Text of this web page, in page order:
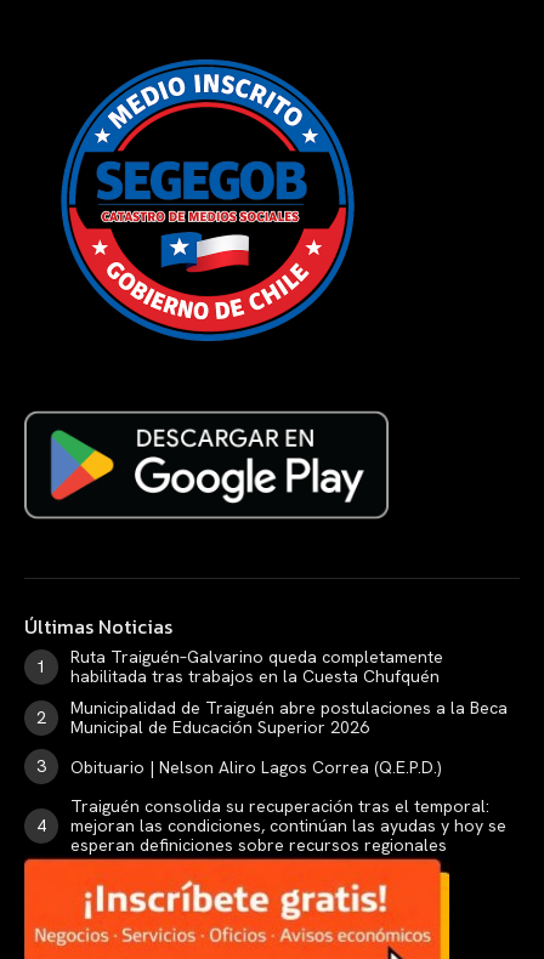
Últimas Noticias
Ruta Traiguén–Galvarino queda completamente
habilitada tras trabajos en la Cuesta Chufquén
Municipalidad de Traiguén abre postulaciones a la Beca
Municipal de Educación Superior 2026
Obituario | Nelson Aliro Lagos Correa (Q.E.P.D.)
Traiguén consolida su recuperación tras el temporal:
mejoran las condiciones, continúan las ayudas y hoy se
esperan definiciones sobre recursos regionales